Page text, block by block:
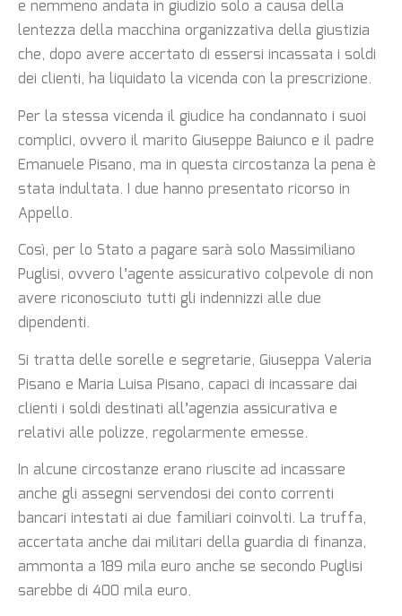
e nemmeno andata in giudizio solo a causa della
lentezza della macchina organizzativa della giustizia
che, dopo avere accertato di essersi incassata i soldi
dei clienti, ha liquidato la vicenda con la prescrizione.
Per la stessa vicenda il giudice ha condannato i suoi
complici, ovvero il marito Giuseppe Baiunco e il padre
Emanuele Pisano, ma in questa circostanza la pena è
stata indultata. I due hanno presentato ricorso in
Appello.
Così, per lo Stato a pagare sarà solo Massimiliano
Puglisi, ovvero l’agente assicurativo colpevole di non
avere riconosciuto tutti gli indennizzi alle due
dipendenti.
Si tratta delle sorelle e segretarie, Giuseppa Valeria
Pisano e Maria Luisa Pisano, capaci di incassare dai
clienti i soldi destinati all’agenzia assicurativa e
relativi alle polizze, regolarmente emesse.
In alcune circostanze erano riuscite ad incassare
anche gli assegni servendosi dei conto correnti
bancari intestati ai due familiari coinvolti. La truffa,
accertata anche dai militari della guardia di finanza,
ammonta a 189 mila euro anche se secondo Puglisi
sarebbe di 400 mila euro.